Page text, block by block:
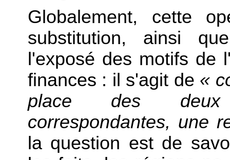
Globalement, cette
substitution, ainsi
l'exposé des motifs de
finances : il s'agit de «
place des deux
correspondantes, une
la question est de